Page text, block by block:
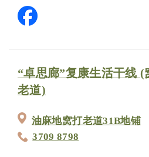
“卓思廊”复康生活干线 (
老道)
油麻地窝打老道31B地铺
3709 8798